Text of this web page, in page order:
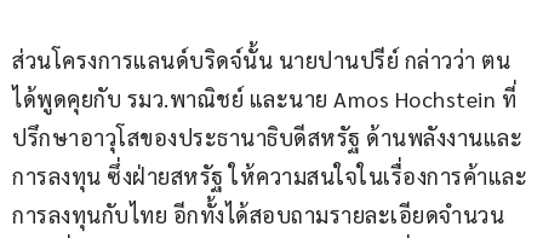
ส่วนโครงการแลนด์บริดจ์นั้น นายปานปรีย์ กล่าวว่า ตน
ได้พูดคุยกับ รมว.พาณิชย์ และนาย Amos Hochstein ที่
ปรึกษาอาวุโสของประธานาธิบดีสหรัฐ ด้านพลังงานและ
การลงทุน ซึ่งฝ่ายสหรัฐ ให้ความสนใจในเรื่องการค้าและ
การลงทุนกับไทย อีกทั้งได้สอบถามรายละเอียดจำนวน